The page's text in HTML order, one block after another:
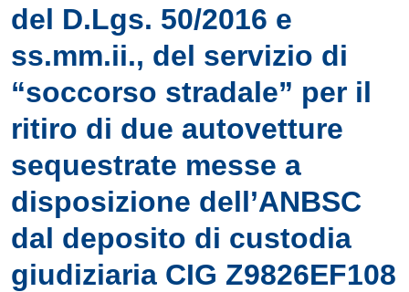
del D.Lgs. 50/2016 e
ss.mm.ii., del servizio di
“soccorso stradale” per il
ritiro di due autovetture
sequestrate messe a
disposizione dell’ANBSC
dal deposito di custodia
giudiziaria CIG Z9826EF108